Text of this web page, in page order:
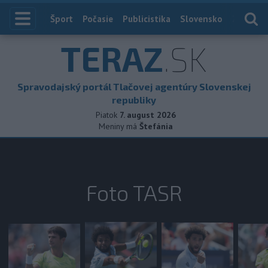
Index
Šport Počasie Publicistika Slovensko
TERAZ.SK
Spravodajský portál Tlačovej agentúry Slovenskej
republiky
Piatok 7. august 2026
Meniny má Štefánia
Foto TASR